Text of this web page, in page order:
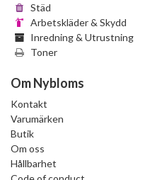
Städ
Arbetskläder & Skydd
Inredning & Utrustning
Toner
Om Nybloms
Kontakt
Varumärken
Butik
Om oss
Hållbarhet